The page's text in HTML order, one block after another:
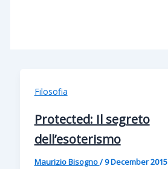
Filosofia
Protected: Il segreto
dell’esoterismo
Maurizio Bisogno/9 December 2015